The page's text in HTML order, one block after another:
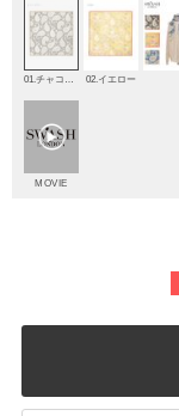
02.イエロー
MOVIE